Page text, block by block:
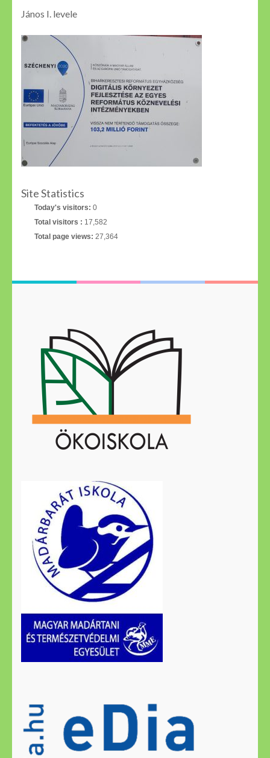
János I. levele
Site Statistics
Today's visitors: 0
Total visitors : 17,582
Total page views: 27,364